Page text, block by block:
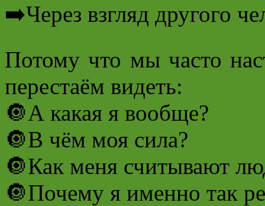
➡️Через взгляд другого
Потому что мы часто
перестаём видеть:
🔘А какая я вообще?
🔘В чём моя сила?
🔘Как меня считывают
🔘Почему я именно так